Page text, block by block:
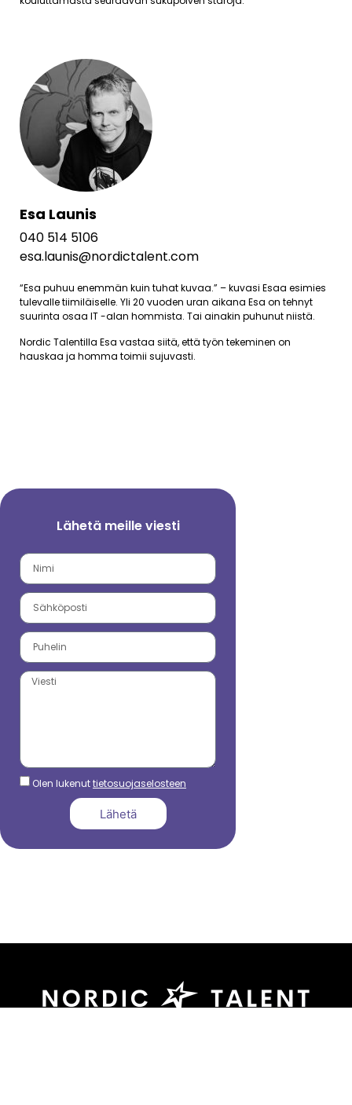
Esa Launis
040 514 5106
esa.launis@nordictalent.com
“Esa puhuu enemmän kuin tuhat kuvaa.” – kuvasi Esaa esimies
tulevalle tiimiläiselle. Yli 20 vuoden uran aikana Esa on tehnyt
suurinta osaa IT -alan hommista. Tai ainakin puhunut niistä.
Nordic Talentilla Esa vastaa siitä, että työn tekeminen on
hauskaa ja homma toimii sujuvasti.
Lähetä meille viesti
Olen lukenuttietosuojaselosteen
Lähetä